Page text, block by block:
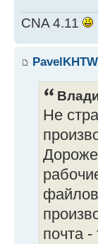
CNA 4.11
PavelKHTW
Не
почта -